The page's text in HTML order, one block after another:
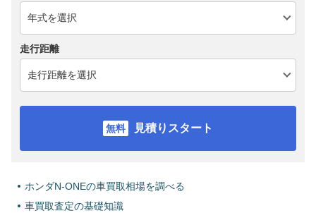
走行距離
見積りスタート
ホンダN-ONEの車買取相場を調べる
車買取査定の基礎知識